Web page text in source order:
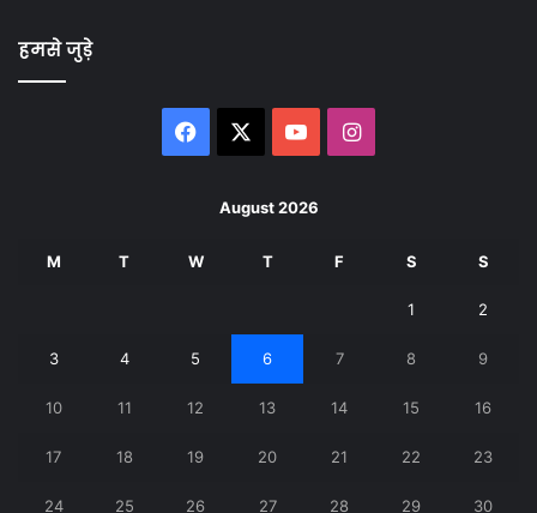
हमसे जुड़े
Facebook YouTubeInstagram
August 2026
M T W T F S S
1 2
3 4 5 6 7 8 9
10 11 12 13 14 15 16
17 18 19 20 21 22 23
24 25 26 27 28 29 30